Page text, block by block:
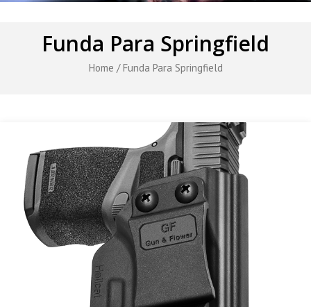
Funda Para Springfield
Home / Funda Para Springfield